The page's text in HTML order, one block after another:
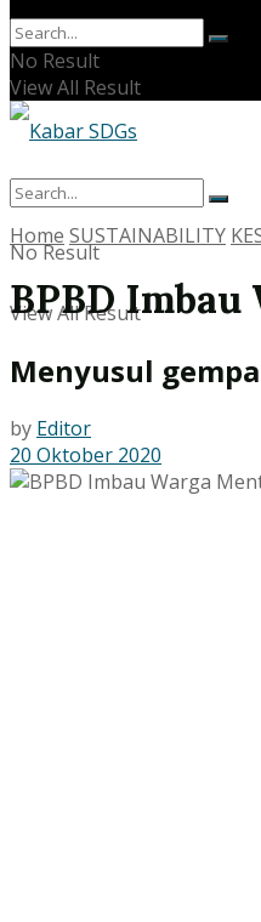
No Result
View All Result
No Result
View All Result
Home SUSTAINABILITY
BPBD
Menyusul
by Editor
20 Oktober 2020